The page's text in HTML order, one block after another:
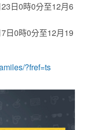
日0時0分至12月6
日0時0分至12月19
?fref=ts